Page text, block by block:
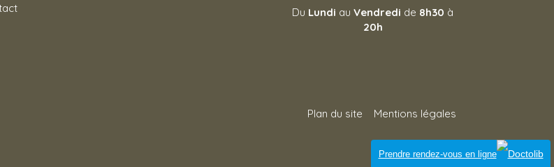
Du Lundi au Vendredi de 8h30 à
20h
Plan du site
Mentions légales
Connexion
Prendre rendez-vous en ligne